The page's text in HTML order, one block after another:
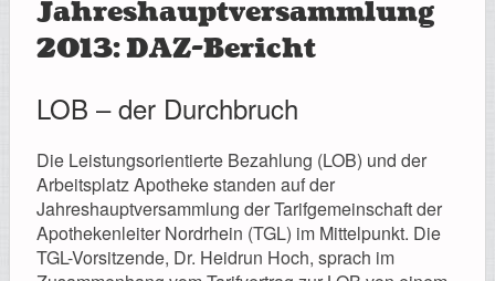
Jahreshauptversammlung
2013: DAZ-Bericht
LOB – der Durchbruch
Die Leistungsorientierte Bezahlung (LOB) und der
Arbeitsplatz Apotheke standen auf der
Jahreshauptversammlung der Tarifgemeinschaft der
Apothekenleiter Nordrhein (TGL) im Mittelpunkt. Die
TGL-Vorsitzende, Dr. Heidrun Hoch, sprach im